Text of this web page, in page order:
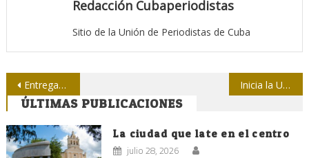
Redacción Cubaperiodistas
Sitio de la Unión de Periodistas de Cuba
Navegación
de
entradas
Entregan a TV Camagüey moneda conmemorativa 50 aniversario de la Upec Inicia la Upec en Holguín proceso para cumplir acuerdos del IX Congreso
ÚLTIMAS PUBLICACIONES
La ciudad que late en el centro
julio 28, 2026